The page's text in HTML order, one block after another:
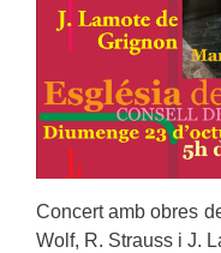
Concert amb obres
Wolf, R. Strauss i J.